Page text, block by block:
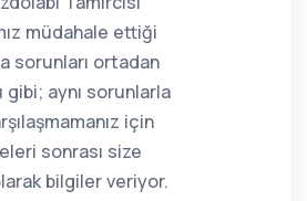
müdahale ettiği
sorunları ortadan
gibi; aynı sorunlarla
için
sonrası size
bilgiler veriyor.